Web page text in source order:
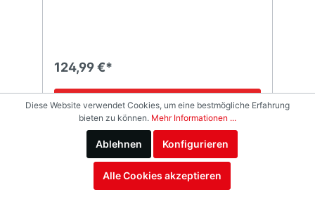
124,99 €*
In den Warenkorb
Diese Website verwendet Cookies, um eine bestmögliche Erfahrung
bieten zu können. Mehr Informationen ...
Ablehnen Konfigurieren
Alle Cookies akzeptieren